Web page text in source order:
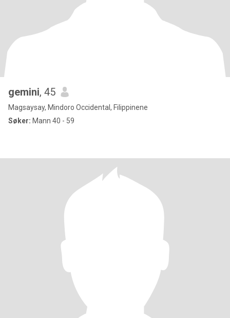
gemini, 45
Magsaysay, Mindoro Occidental, Filippinene
Søker: Mann 40 - 59